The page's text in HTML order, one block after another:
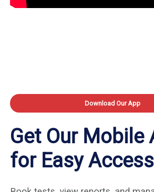
Download Our App
Get Our Mobile
for Easy Access